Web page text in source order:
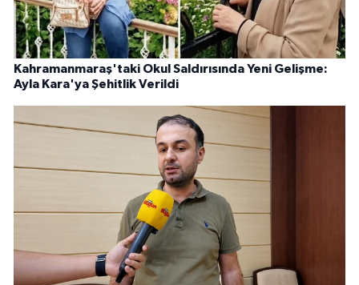
Kahramanmaraş'taki Okul Saldırısında Yeni Gelişme:
Ayla Kara'ya Şehitlik Verildi